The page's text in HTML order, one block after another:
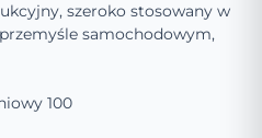
szeroko stosowany w
samochodowym,
100